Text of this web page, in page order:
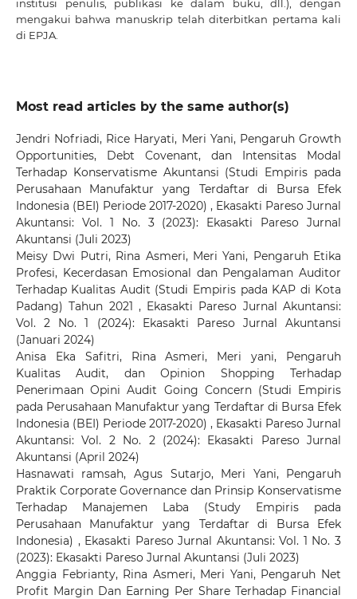
institusi penulis, publikasi ke dalam buku, dll.), dengan
mengakui bahwa manuskrip telah diterbitkan pertama kali
di EPJA.
Most read articles by the same author(s)
Jendri Nofriadi, Rice Haryati, Meri Yani, Pengaruh Growth
Opportunities, Debt Covenant, dan Intensitas Modal
Terhadap Konservatisme Akuntansi (Studi Empiris pada
Perusahaan Manufaktur yang Terdaftar di Bursa Efek
Indonesia (BEI) Periode 2017-2020), Ekasakti Pareso Jurnal
Akuntansi: Vol. 1 No. 3 (2023): Ekasakti Pareso Jurnal
Akuntansi (Juli 2023)
Meisy Dwi Putri, Rina Asmeri, Meri Yani, Pengaruh Etika
Profesi, Kecerdasan Emosional dan Pengalaman Auditor
Terhadap Kualitas Audit (Studi Empiris pada KAP di Kota
Padang) Tahun 2021 , Ekasakti Pareso Jurnal Akuntansi:
Vol. 2 No. 1 (2024): Ekasakti Pareso Jurnal Akuntansi
(Januari 2024)
Anisa Eka Safitri, Rina Asmeri, Meri yani, Pengaruh
Kualitas Audit, dan Opinion Shopping Terhadap
Penerimaan Opini Audit Going Concern (Studi Empiris
pada Perusahaan Manufaktur yang Terdaftar di Bursa Efek
Indonesia (BEI) Periode 2017-2020), Ekasakti Pareso Jurnal
Akuntansi: Vol. 2 No. 2 (2024): Ekasakti Pareso Jurnal
Akuntansi (April 2024)
Hasnawati ramsah, Agus Sutarjo, Meri Yani, Pengaruh
Praktik Corporate Governance dan Prinsip Konservatisme
Terhadap Manajemen Laba (Study Empiris pada
Perusahaan Manufaktur yang Terdaftar di Bursa Efek
Indonesia) , Ekasakti Pareso Jurnal Akuntansi: Vol. 1 No. 3
(2023): Ekasakti Pareso Jurnal Akuntansi (Juli 2023)
Anggia Febrianty, Rina Asmeri, Meri Yani, Pengaruh Net
Profit Margin Dan Earning Per Share Terhadap Financial